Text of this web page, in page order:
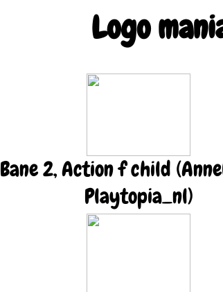
Logo
Bane 2, Action f child
Playtopia_nl)